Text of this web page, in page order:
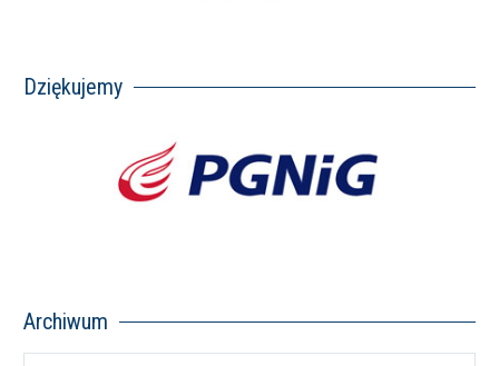
Dziękujemy
Archiwum